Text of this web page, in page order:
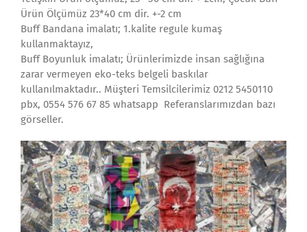
Ürün Ölçümüz 23*40 cm dir. +-2 cm
Buff Bandana imalatı; 1.kalite regule kumaş
kullanmaktayız,
Buff Boyunluk imalatı; Ürünlerimizde insan sağlığına
zarar vermeyen eko-teks belgeli baskılar
kullanılmaktadır.. Müşteri Temsilcilerimiz 0212 5450110
pbx, 0554 576 67 85 whatsapp Referanslarımızdan bazı
görseller.